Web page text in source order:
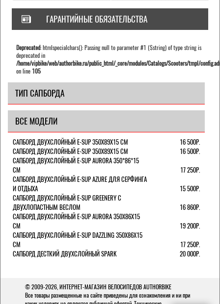
ГАРАНТИЙНЫЕ ОБЯЗАТЕЛЬСТВА
Deprecated: htmlspecialchars(): Passing null to parameter #1 ($string) of type string is
deprecated in
/home/vipbike/web/authorbike.ru/public_html/_core/modules/Catalogs/Scooters/tmpl/
on line 105
ТИП САПБОРДА
ВСЕ МОДЕЛИ
САПБОРД ДВУХСЛОЙНЫЙ E-SUP 350X89X15 СМ
16 500Р.
САПБОРД ДВУХСЛОЙНЫЙ E-SUP 350X89X15 СМ
16 500Р.
САПБОРД ДВУХСЛОЙНЫЙ E-SUP AURORA 350*86*15
СМ
17 250Р.
САПБОРД ДВУХСЛОЙНЫЙ E-SUP AZURE ДЛЯ СЕРФИНГА
И ОТДЫХА
15 500Р.
САПБОРД ДВУХСЛОЙНЫЙ E-SUP GREENERY С
ДВУХЛОПАСТНЫМ ВЕСЛОМ
16 860Р.
САПБОРД ДВУХСЛОЙНЫЙ E-SUP AURORA 350X86X15
СМ
19 200Р.
САПБОРД ДВУХСЛОЙНЫЙ E-SUP DAZZLING 350Х86Х15
СМ
17 250Р.
САПБОРД ДЕСТКИЙ ДВУХСЛОЙНЫЙ SPARK
20 000Р.
© 2009-2026, ИНТЕРНЕТ-МАГАЗИН ВЕЛОСИПЕДОВ AUTHORBIKE
Все товары размещенные на сайте приведены для ознакомления и ни при